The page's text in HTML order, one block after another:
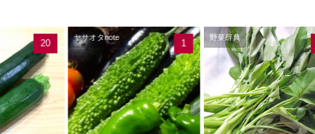
20
ヤサオタnote
1
野菜辞典